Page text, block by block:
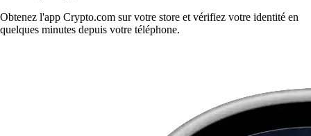
Obtenez l'app Crypto.com sur votre store et vérifiez votre identité en
quelques minutes depuis votre téléphone.